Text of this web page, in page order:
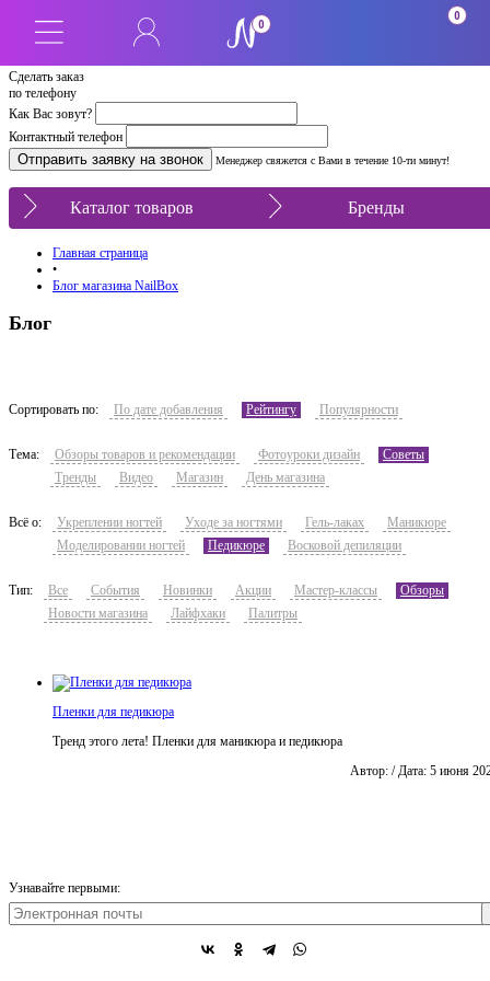
Сделать заказ
по телефону
Как Вас зовут?
Контактный телефон
Менеджер свяжется с Вами в течение 10-ти минут!
0
0
Каталог товаров Бренды
Главная страница
•
Блог магазина NailBox
Блог
Сортировать по: По дате добавления Рейтингу Популярности
Тема: Обзоры товаров и рекомендации Фотоуроки дизайн
Советы
Тренды
Видео Магазин День магазина
Всё о: Укреплении ногтей Уходе за ногтями Гель-лаках
Маникюре
Моделировании ногтей
Педикюре Восковой депиляции
Тип: Все События Новинки Акции Мастер-классы
Обзоры
Новости магазина
Лайфхаки Палитры
Пленки для педикюра
Тренд этого лета! Пленки для маникюра и педикюра
Автор: / Дата: 5 июня
Узнавайте первыми: